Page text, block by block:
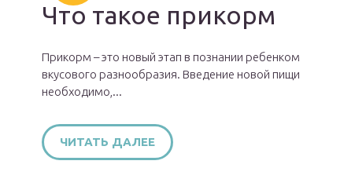
Что такое прикорм
Прикорм – это новый этап в познании ребенком
вкусового разнообразия. Введение новой пищи
необходимо,...
ЧИТАТЬ ДАЛЕЕ